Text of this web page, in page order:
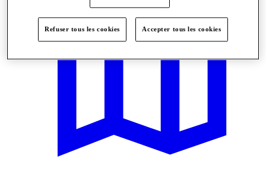
Refuser tous les cookies Accepter tous les cookies